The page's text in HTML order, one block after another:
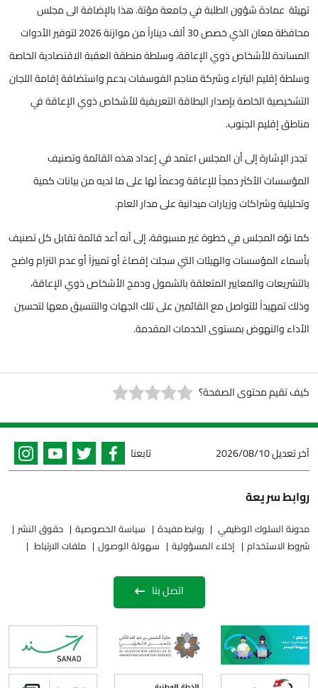
تهيئة عمادة شؤون الطلبة في جامعة مؤتة. هذا بالإضافة الى مجلس
محافظة معان الذي خصص 30 ألف ديناراً من موازنة 2026 لتوفير الأدوات
المساندة للأشخاص ذوي الإعاقة، وسلطة منطقة العقبة الاقتصادية الخاصة
وسلطة إقليم البتراء وشركة مناجم الفوسفات بدعم واستضافة إقامة اللجان
التشخيصية الخاصة بإصدار البطاقة التعريفية للأشخاص ذوي الإعاقة في
مناطق إقليم الجنوب.
تجدر الإشارة إلى أن المجلس اعتمد في إعداد هذه القائمة وتصنيف
المؤسسات الأكثر دمجاً للإعاقة ودعماً لها على ما لديه من بيانات كمية
وتحليلية وشراكات وزيارات ميدانية على مدار العام.
كما نوّه المجلس في خطوة غير مسبوقة، إلى أنه أعد قائمة تقابل كل تصنيف
بأسماء المؤسسات والهيئات التي سجلت إقصاءً أو تمييزاً أو عدم التزام واضح
بالتشريعات والمعايير المتعلقة بالشمول ودمج الأشخاص ذوي الإعاقة،
وذلك تمهيداً للتواصل مع القائمين على تلك الجهات والتنسيق معها لتحسين
الأداء والنهوض بمستوى الخدمات المقدمة.
كيف تقيم محتوى الصفحة؟
آخر تعديل2026/08/10 تابعنا
روابط سريعة
مدونة السلوك الوظيفي روابط مفيدة سياسة الخصوصية
حقوق النشر
شروط الاستخدام
إخلاء المسؤولية سهولة الوصول ملفات الارتباط
اتصل بنا